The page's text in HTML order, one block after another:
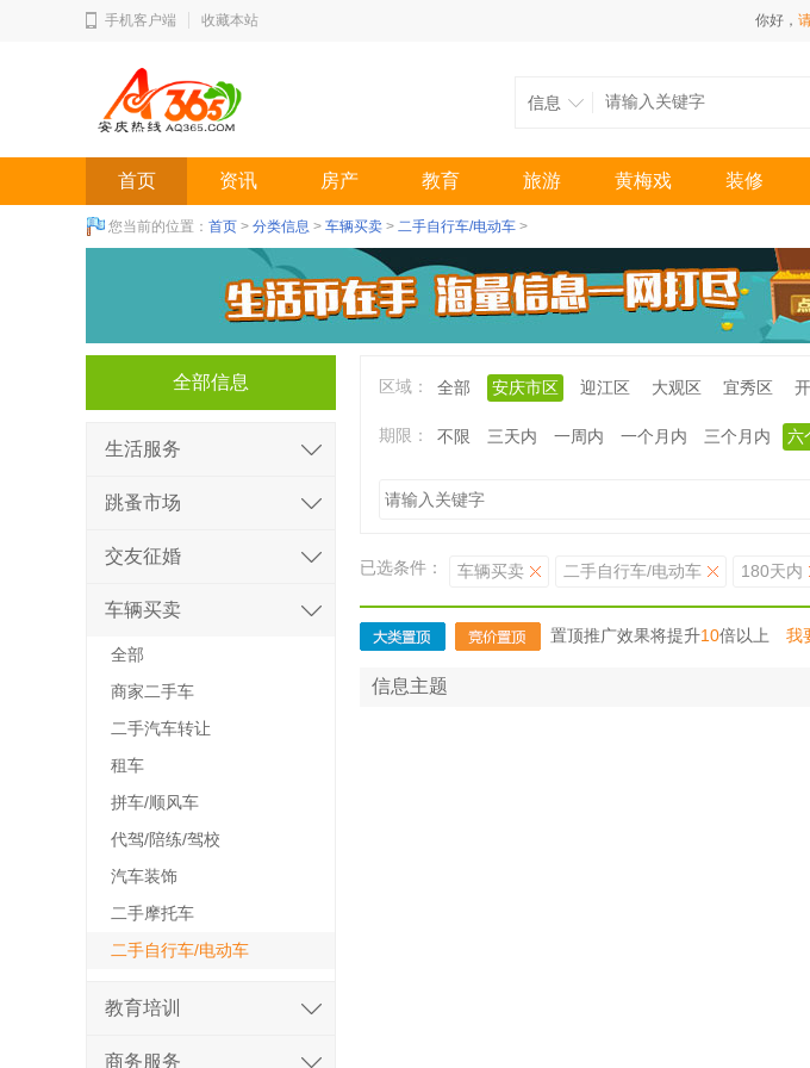
手机客户端 收藏本站 你好，
信息
首页 资讯 房产 教育 旅游 黄梅戏 装修
您当前的位置： 首页 > 分类信息 > 车辆买卖 > 二手自行车/电动车 >
区域： 全部 安庆市区 迎江区 大观区 宜秀区
期限： 不限 三天内 一周内 一个月内 三个月内 六
已选条件： 车辆买卖 二手自行车/电动车 180天内
置顶推广效果将提升10倍以上 我
信息主题
全部信息
生活服务
跳蚤市场
交友征婚
车辆买卖
全部
商家二手车
二手汽车转让
租车
拼车/顺风车
代驾/陪练/驾校
汽车装饰
二手摩托车
二手自行车/电动车
教育培训
商务服务